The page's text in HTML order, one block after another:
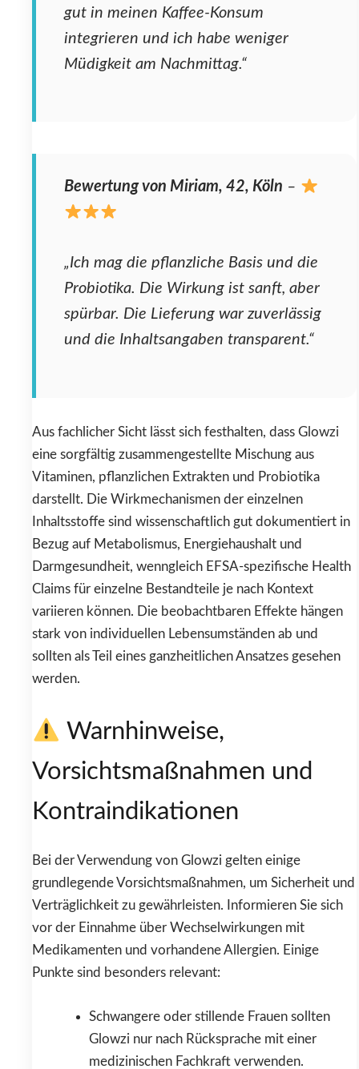
gut in meinen Kaffee-Konsum
integrieren und ich habe weniger
Müdigkeit am Nachmittag.“
Bewertung von Miriam, 42, Köln –
„Ich mag die pflanzliche Basis und die
Probiotika. Die Wirkung ist sanft, aber
spürbar. Die Lieferung war zuverlässig
und die Inhaltsangaben transparent.“
Aus fachlicher Sicht lässt sich festhalten, dass Glowzi
eine sorgfältig zusammengestellte Mischung aus
Vitaminen, pflanzlichen Extrakten und Probiotika
darstellt. Die Wirkmechanismen der einzelnen
Inhaltsstoffe sind wissenschaftlich gut dokumentiert in
Bezug auf Metabolismus, Energiehaushalt und
Darmgesundheit, wenngleich EFSA-spezifische Health
Claims für einzelne Bestandteile je nach Kontext
variieren können. Die beobachtbaren Effekte hängen
stark von individuellen Lebensumständen ab und
sollten als Teil eines ganzheitlichen Ansatzes gesehen
werden.
Warnhinweise,
Vorsichtsmaßnahmen und
Kontraindikationen
Bei der Verwendung von Glowzi gelten einige
grundlegende Vorsichtsmaßnahmen, um Sicherheit und
Verträglichkeit zu gewährleisten. Informieren Sie sich
vor der Einnahme über Wechselwirkungen mit
Medikamenten und vorhandene Allergien. Einige
Punkte sind besonders relevant:
Schwangere oder stillende Frauen sollten
Glowzi nur nach Rücksprache mit einer
medizinischen Fachkraft verwenden.